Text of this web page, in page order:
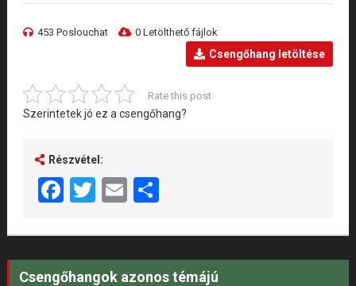
453 Poslouchat 0 Letölthető fájlok
Csengőhang letöltése
Rate this post
Szerintetek jó ez a csengőhang?
Részvétel:
Facebook
Twitter
EmailShare
Csengőhangok azonos témájú